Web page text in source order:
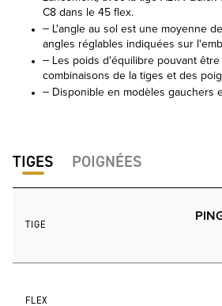
C8 dans le 45 flex.
– L'angle au sol est une moyenne
angles réglables indiquées sur
– Les poids d'équilibre pouvant
combinaisons de la tiges et des
– Disponible en modèles gauchers
TIGES POIGNÉES
TIGE
FLEX